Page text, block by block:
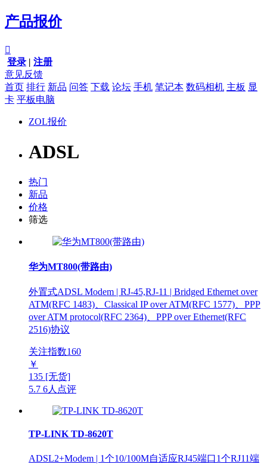
产品报价

登录 | 注册
意见反馈
首页 排行 新品 问答 下载 论坛 手机 笔记本 数码相机 主板 显
卡 平板电脑
ZOL报价
ADSL
热门
新品
价格
筛选
华为MT800(带路由)
外置式ADSL Modem | RJ-45,RJ-11 | Bridged Ethernet over
ATM(RFC 1483)、Classical IP over ATM(RFC 1577)、PPP
over ATM protocol(RFC 2364)、PPP over Ethernet(RFC
2516)协议
关注指数160
￥
135 [无货]
5.7 6人点评
TP-LINK TD-8620T
ADSL2+Modem | 1个10/100M自适应RJ45端口1个RJ11端